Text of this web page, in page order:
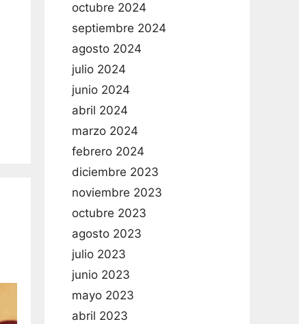
octubre 2024
septiembre 2024
agosto 2024
julio 2024
junio 2024
abril 2024
marzo 2024
febrero 2024
diciembre 2023
noviembre 2023
octubre 2023
agosto 2023
julio 2023
junio 2023
mayo 2023
abril 2023